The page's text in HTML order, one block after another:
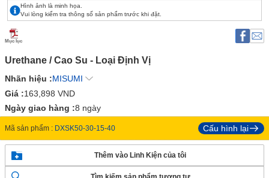
Hình ảnh là minh họa.
Vui lòng kiểm tra thông số sản phẩm trước khi đặt.
Mục lục
Urethane / Cao Su - Loại Định Vị
Nhãn hiệu :MISUMI
Giá :163,898 VND
Ngày giao hàng :8 ngày
Mã sản phẩm : DXSK50-30-15-40 Cấu hình lại
Thêm vào Linh Kiện của tôi